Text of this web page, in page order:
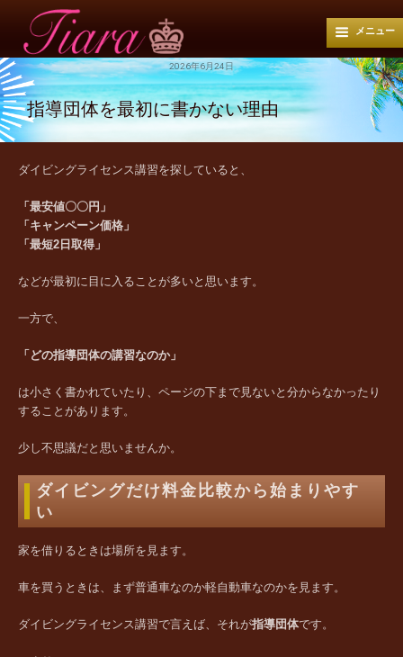
メニュー
2026年6月24日
指導団体を最初に書かない理由
ダイビングライセンス講習を探していると、
「最安値〇〇円」
「キャンペーン価格」
「最短2日取得」
などが最初に目に入ることが多いと思います。
一方で、
「どの指導団体の講習なのか」
は小さく書かれていたり、ページの下まで見ないと分からなかったり
することがあります。
少し不思議だと思いませんか。
ダイビングだけ料金比較から始まりやす
い
家を借りるときは場所を見ます。
車を買うときは、まず普通車なのか軽自動車なのかを見ます。
ダイビングライセンス講習で言えば、それが指導団体です。